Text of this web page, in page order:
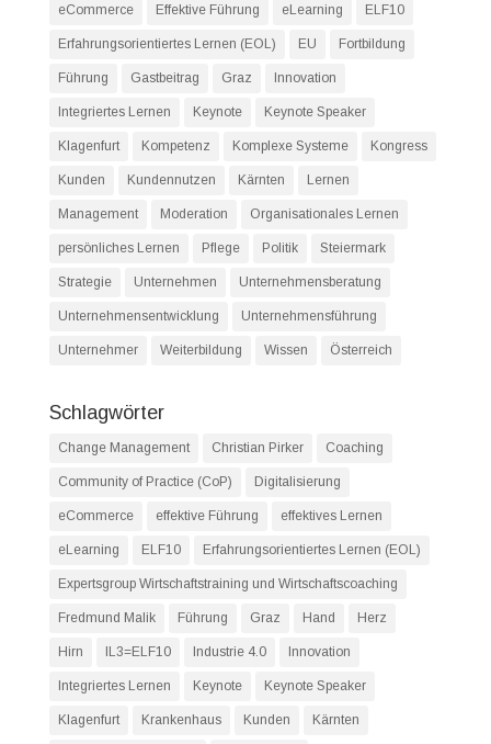
eCommerce Effektive Führung eLearning ELF10
Erfahrungsorientiertes Lernen (EOL) EU Fortbildung
Führung Gastbeitrag Graz Innovation
Integriertes Lernen Keynote Keynote Speaker
Klagenfurt Kompetenz Komplexe Systeme Kongress
Kunden Kundennutzen Kärnten Lernen
Management Moderation Organisationales Lernen
persönliches Lernen Pflege Politik Steiermark
Strategie Unternehmen Unternehmensberatung
Unternehmensentwicklung Unternehmensführung
Unternehmer Weiterbildung Wissen Österreich
Schlagwörter
Change Management Christian Pirker Coaching
Community of Practice (CoP) Digitalisierung
eCommerce effektive Führung effektives Lernen
eLearning ELF10 Erfahrungsorientiertes Lernen (EOL)
Expertsgroup Wirtschaftstraining und Wirtschaftscoaching
Fredmund Malik Führung Graz Hand Herz
Hirn IL3=ELF10 Industrie 4.0 Innovation
Integriertes Lernen Keynote Keynote Speaker
Klagenfurt Krankenhaus Kunden Kärnten